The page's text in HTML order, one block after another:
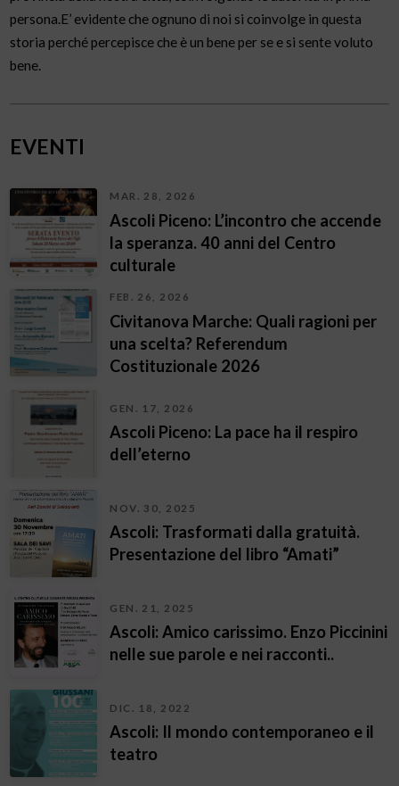
persona.E’ evidente che ognuno di noi si coinvolge in questa
storia perché percepisce che è un bene per se e si sente voluto
bene.
EVENTI
MAR. 28, 2026
Ascoli Piceno: L’incontro che accende
la speranza. 40 anni del Centro
culturale
FEB. 26, 2026
Civitanova Marche: Quali ragioni per
una scelta? Referendum
Costituzionale 2026
GEN. 17, 2026
Ascoli Piceno: La pace ha il respiro
dell’eterno
NOV. 30, 2025
Ascoli: Trasformati dalla gratuità.
Presentazione del libro “Amati”
GEN. 21, 2025
Ascoli: Amico carissimo. Enzo Piccinini
nelle sue parole e nei racconti..
DIC. 18, 2022
Ascoli: Il mondo contemporaneo e il
teatro